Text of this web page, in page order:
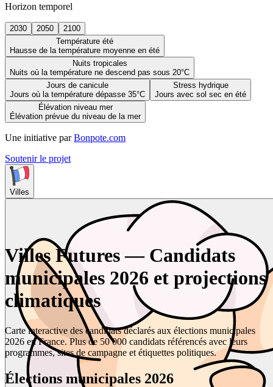
Horizon temporel
2030 2050
2100
Température été
Hausse de la température moyenne en été
Nuits tropicales
Nuits où la température ne descend pas sous 20°C
Jours de canicule
Jours où la température dépasse 35°C
Stress hydrique
Jours avec sol sec en été
Élévation niveau mer
Élévation prévue du niveau de la mer
Une initiative par Bonpote.com
Soutenir le projet
Villes
Villes Futures — Candidats
municipales 2026 et projections
climatiques
Carte interactive des candidats déclarés aux élections municipales
2026 en France. Plus de 50 000 candidats référencés avec leurs
programmes, sites de campagne et étiquettes politiques.
Élections municipales 2026